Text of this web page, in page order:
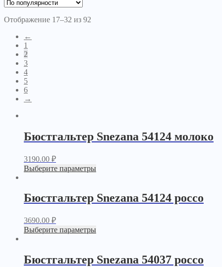
Отображение 17–32 из 92
←
1
2
3
4
5
6
→
Бюстгальтер Snezana 54124 молоко
3190.00 ₽
Выберите параметры
Бюстгальтер Snezana 54124 россо
3690.00 ₽
Выберите параметры
Бюстгальтер Snezana 54037 россо